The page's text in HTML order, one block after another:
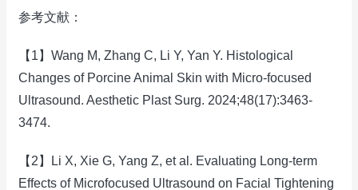
参考文献：
【1】Wang M, Zhang C, Li Y, Yan Y. Histological
Changes of Porcine Animal Skin with Micro-focused
Ultrasound. Aesthetic Plast Surg. 2024;48(17):3463-
3474.
【2】Li X, Xie G, Yang Z, et al. Evaluating Long-term
Effects of Microfocused Ultrasound on Facial Tightening